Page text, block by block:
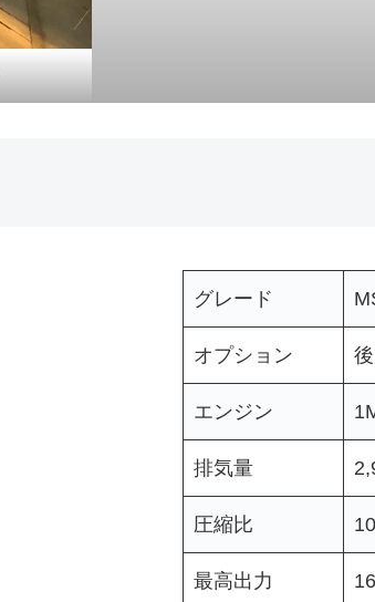
グレード
オプション
エンジン
排気量
圧縮比
最高出力